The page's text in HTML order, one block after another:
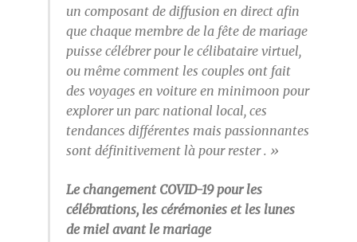
un composant de diffusion en direct afin
que chaque membre de la fête de mariage
puisse célébrer pour le célibataire virtuel,
ou même comment les couples ont fait
des voyages en voiture en minimoon pour
explorer un parc national local, ces
tendances différentes mais passionnantes
sont définitivement là pour rester . »
Le changement COVID-19 pour les
célébrations, les cérémonies et les lunes
de miel avant le mariage